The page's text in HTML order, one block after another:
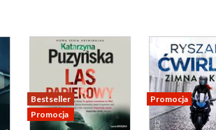
Bestseller
Promocja
Promocja